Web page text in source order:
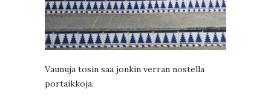
Vaunuja tosin saa jonkin verran nostella
portaikkoja.